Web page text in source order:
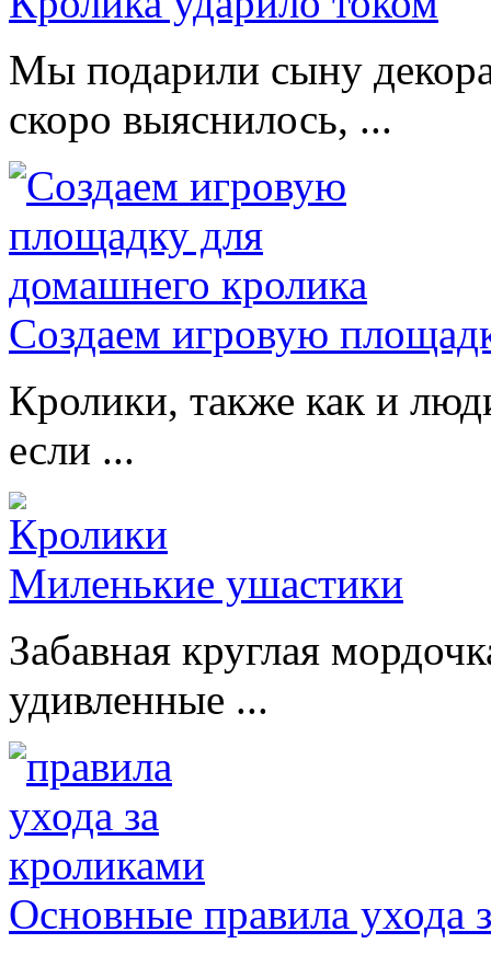
Мы подарили сыну
скоро выяснилось, ...
Создаем игровую
Кролики, также как и
если ...
Миленькие ушастики
Забавная круглая
удивленные ...
Основные правила ухода